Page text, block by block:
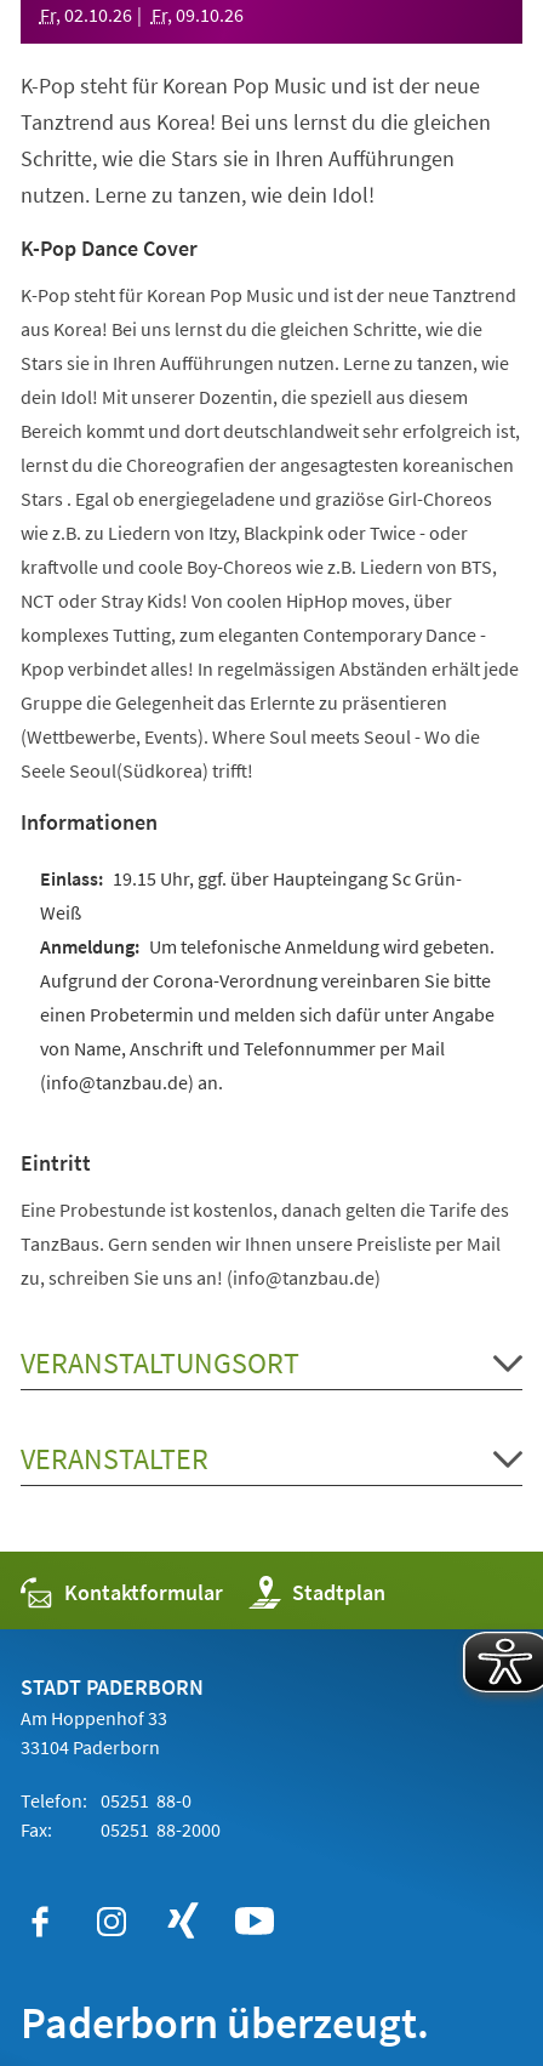
Fr, 02.10.26 Fr, 09.10.26
K-Pop steht für Korean Pop Music und ist der neue
Tanztrend aus Korea! Bei uns lernst du die gleichen
Schritte, wie die Stars sie in Ihren Aufführungen
nutzen. Lerne zu tanzen, wie dein Idol!
K-Pop Dance Cover
K-Pop steht für Korean Pop Music und ist der neue Tanztrend
aus Korea! Bei uns lernst du die gleichen Schritte, wie die
Stars sie in Ihren Aufführungen nutzen. Lerne zu tanzen, wie
dein Idol! Mit unserer Dozentin, die speziell aus diesem
Bereich kommt und dort deutschlandweit sehr erfolgreich ist,
lernst du die Choreografien der angesagtesten koreanischen
Stars . Egal ob energiegeladene und graziöse Girl-Choreos
wie z.B. zu Liedern von Itzy, Blackpink oder Twice - oder
kraftvolle und coole Boy-Choreos wie z.B. Liedern von BTS,
NCT oder Stray Kids! Von coolen HipHop moves, über
komplexes Tutting, zum eleganten Contemporary Dance -
Kpop verbindet alles! In regelmässigen Abständen erhält jede
Gruppe die Gelegenheit das Erlernte zu präsentieren
(Wettbewerbe, Events). Where Soul meets Seoul - Wo die
Seele Seoul(Südkorea) trifft!
Informationen
19.15 Uhr, ggf. über Haupteingang Sc Grün-
Weiß
Um telefonische Anmeldung wird gebeten.
Aufgrund der Corona-Verordnung vereinbaren Sie bitte
einen Probetermin und melden sich dafür unter Angabe
von Name, Anschrift und Telefonnummer per Mail
(info@tanzbau.de) an.
Eintritt
Eine Probestunde ist kostenlos, danach gelten die Tarife des
TanzBaus. Gern senden wir Ihnen unsere Preisliste per Mail
zu, schreiben Sie uns an! (info@tanzbau.de)
VERANSTALTUNGSORT
VERANSTALTER
Kontaktformular Stadtplan
(Öffnet
in
einem
STADT PADERBORN
Am Hoppenhof 33
33104 Paderborn
Telefon: 05251 88-0
Fax:
05251 88-2000
Paderborn überzeugt.